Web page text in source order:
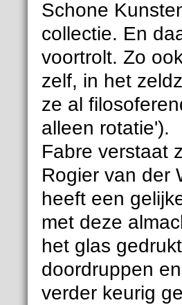
Schone
collectie. En
voortrolt. Zo
zelf, in het
ze al
alleen rotatie').
Fabre verstaat
Rogier van der
heeft een
met deze
het glas
doordruppen
verder keurig